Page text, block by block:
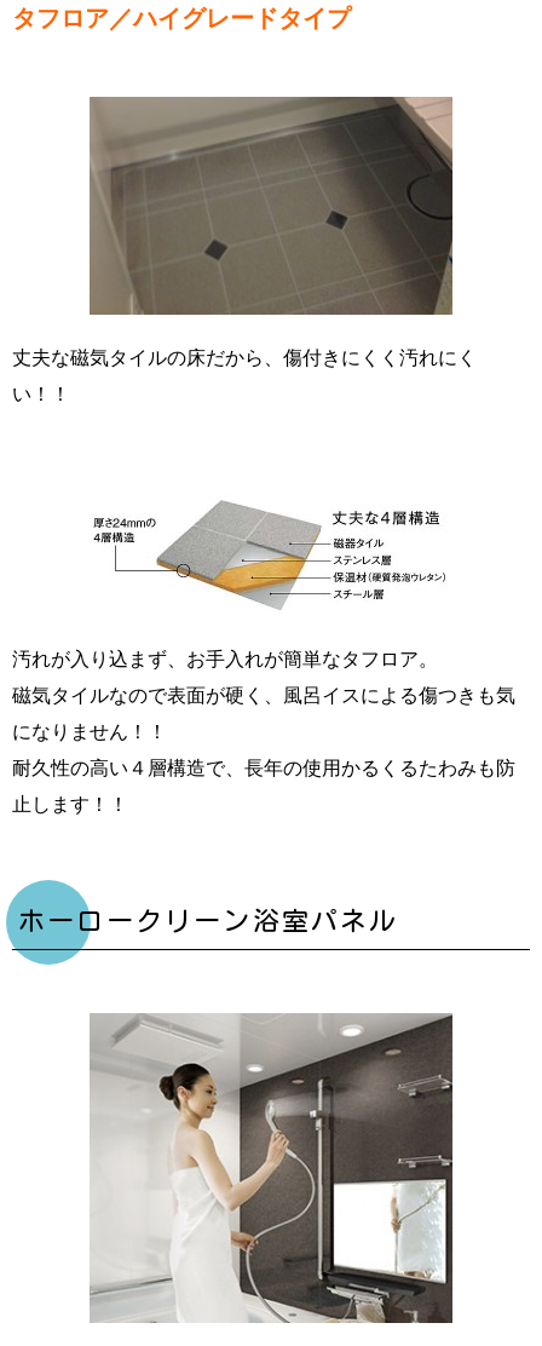
タフロア／ハイグレードタイプ
丈夫な磁気タイルの床だから、傷付きにくく汚れにく
い！！
汚れが入り込まず、お手入れが簡単なタフロア。
磁気タイルなので表面が硬く、風呂イスによる傷つきも気
になりません！！
耐久性の高い４層構造で、長年の使用かるくるたわみも防
止します！！
ホーロークリーン浴室パネル